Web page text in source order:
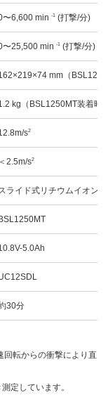
〜6,600 min -1 (打撃/分)
〜25,500 min -1 (打撃/分)
mm（
kg（BSL1250MT装着時
s2
＜2.5m/s2
スライド式リチウムイオン
5.0Ah
30分
回転からの衝撃により直
定しています。